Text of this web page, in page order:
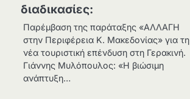
διαδικασίες:
Παρέμβαση της παράταξης «ΑΛΛΑΓΗ
στην Περιφέρεια Κ. Μακεδονίας» για τη
νέα τουριστική επένδυση στη Γερακινή.
Γιάννης Μυλόπουλος: «Η βιώσιμη
ανάπτυξη…